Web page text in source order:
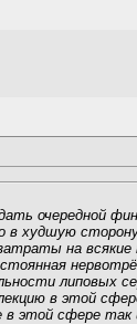
очередной
худшую
на
липовых
в этой
в этой сфере так